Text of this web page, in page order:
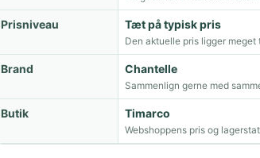
Prisniveau Tæt på typisk pris
Den aktuelle pris ligger
Brand Chantelle
Sammenlign gerne med
Butik Timarco
Webshoppens pris og